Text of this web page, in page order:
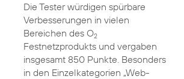
Die Tester würdigen spürbare
Verbesserungen in vielen
Bereichen des O2
Festnetzprodukts und vergaben
insgesamt 850 Punkte. Besonders
in den Einzelkategorien „Web-